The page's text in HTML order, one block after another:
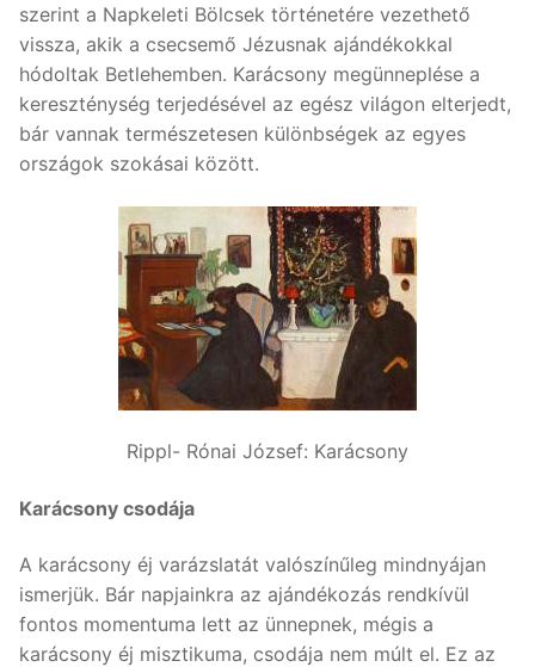
szerint a Napkeleti Bölcsek történetére vezethető
vissza, akik a csecsemő Jézusnak ajándékokkal
hódoltak Betlehemben. Karácsony megünneplése a
kereszténység terjedésével az egész világon elterjedt,
bár vannak természetesen különbségek az egyes
országok szokásai között.
Rippl- Rónai József: Karácsony
Karácsony csodája
A karácsony éj varázslatát valószínűleg mindnyájan
ismerjük. Bár napjainkra az ajándékozás rendkívül
fontos momentuma lett az ünnepnek, mégis a
karácsony éj misztikuma, csodája nem múlt el. Ez az